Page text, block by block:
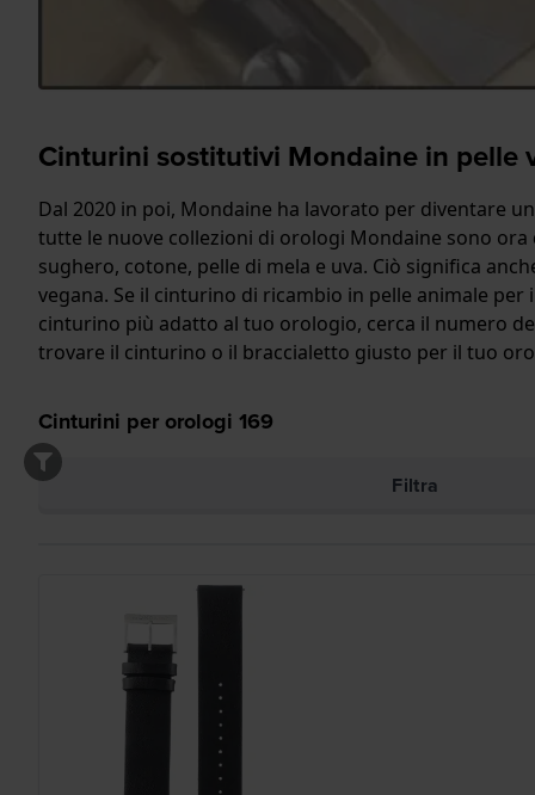
Cinturini sostitutivi Mondaine in pelle
Dal 2020 in poi, Mondaine ha lavorato per diventare
tutte le nuove collezioni di orologi Mondaine sono
sughero, cotone, pelle di mela e uva. Ciò significa
vegana. Se il cinturino di ricambio in pelle animale
cinturino più adatto al tuo orologio, cerca il numero
trovare il cinturino o il braccialetto giusto per il tuo
Cinturini per orologi 169
Filtra